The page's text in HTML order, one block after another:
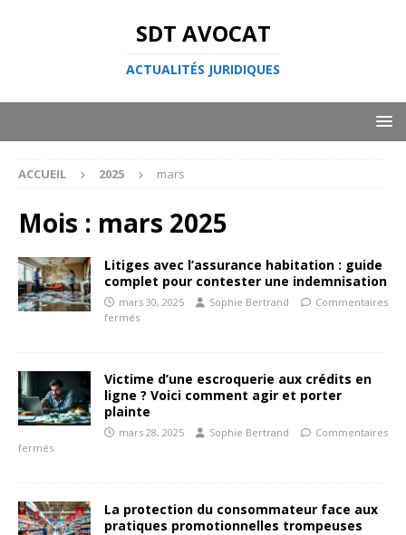
SDT AVOCAT
ACTUALITÉS JURIDIQUES
ACCUEIL 2025 mars
Mois : mars 2025
Litiges avec l’assurance habitation : guide
complet pour contester une indemnisation
mars 30, 2025 Sophie Bertrand
Commentaires
fermés
Victime d’une escroquerie aux crédits en
ligne ? Voici comment agir et porter
plainte
mars 28, 2025 Sophie Bertrand
Commentaires
fermés
La protection du consommateur face aux
pratiques promotionnelles trompeuses